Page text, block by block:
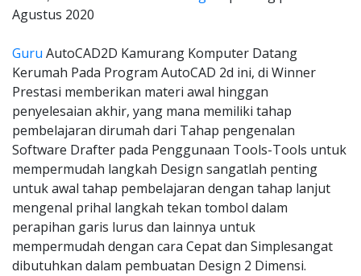
Agustus 2020
Guru AutoCAD2D Kamurang Komputer Datang
Kerumah Pada Program AutoCAD 2d ini, di Winner
Prestasi memberikan materi awal hinggan
penyelesaian akhir, yang mana memiliki tahap
pembelajaran dirumah dari Tahap pengenalan
Software Drafter pada Penggunaan Tools-Tools untuk
mempermudah langkah Design sangatlah penting
untuk awal tahap pembelajaran dengan tahap lanjut
mengenal prihal langkah tekan tombol dalam
perapihan garis lurus dan lainnya untuk
mempermudah dengan cara Cepat dan Simplesangat
dibutuhkan dalam pembuatan Design 2 Dimensi.